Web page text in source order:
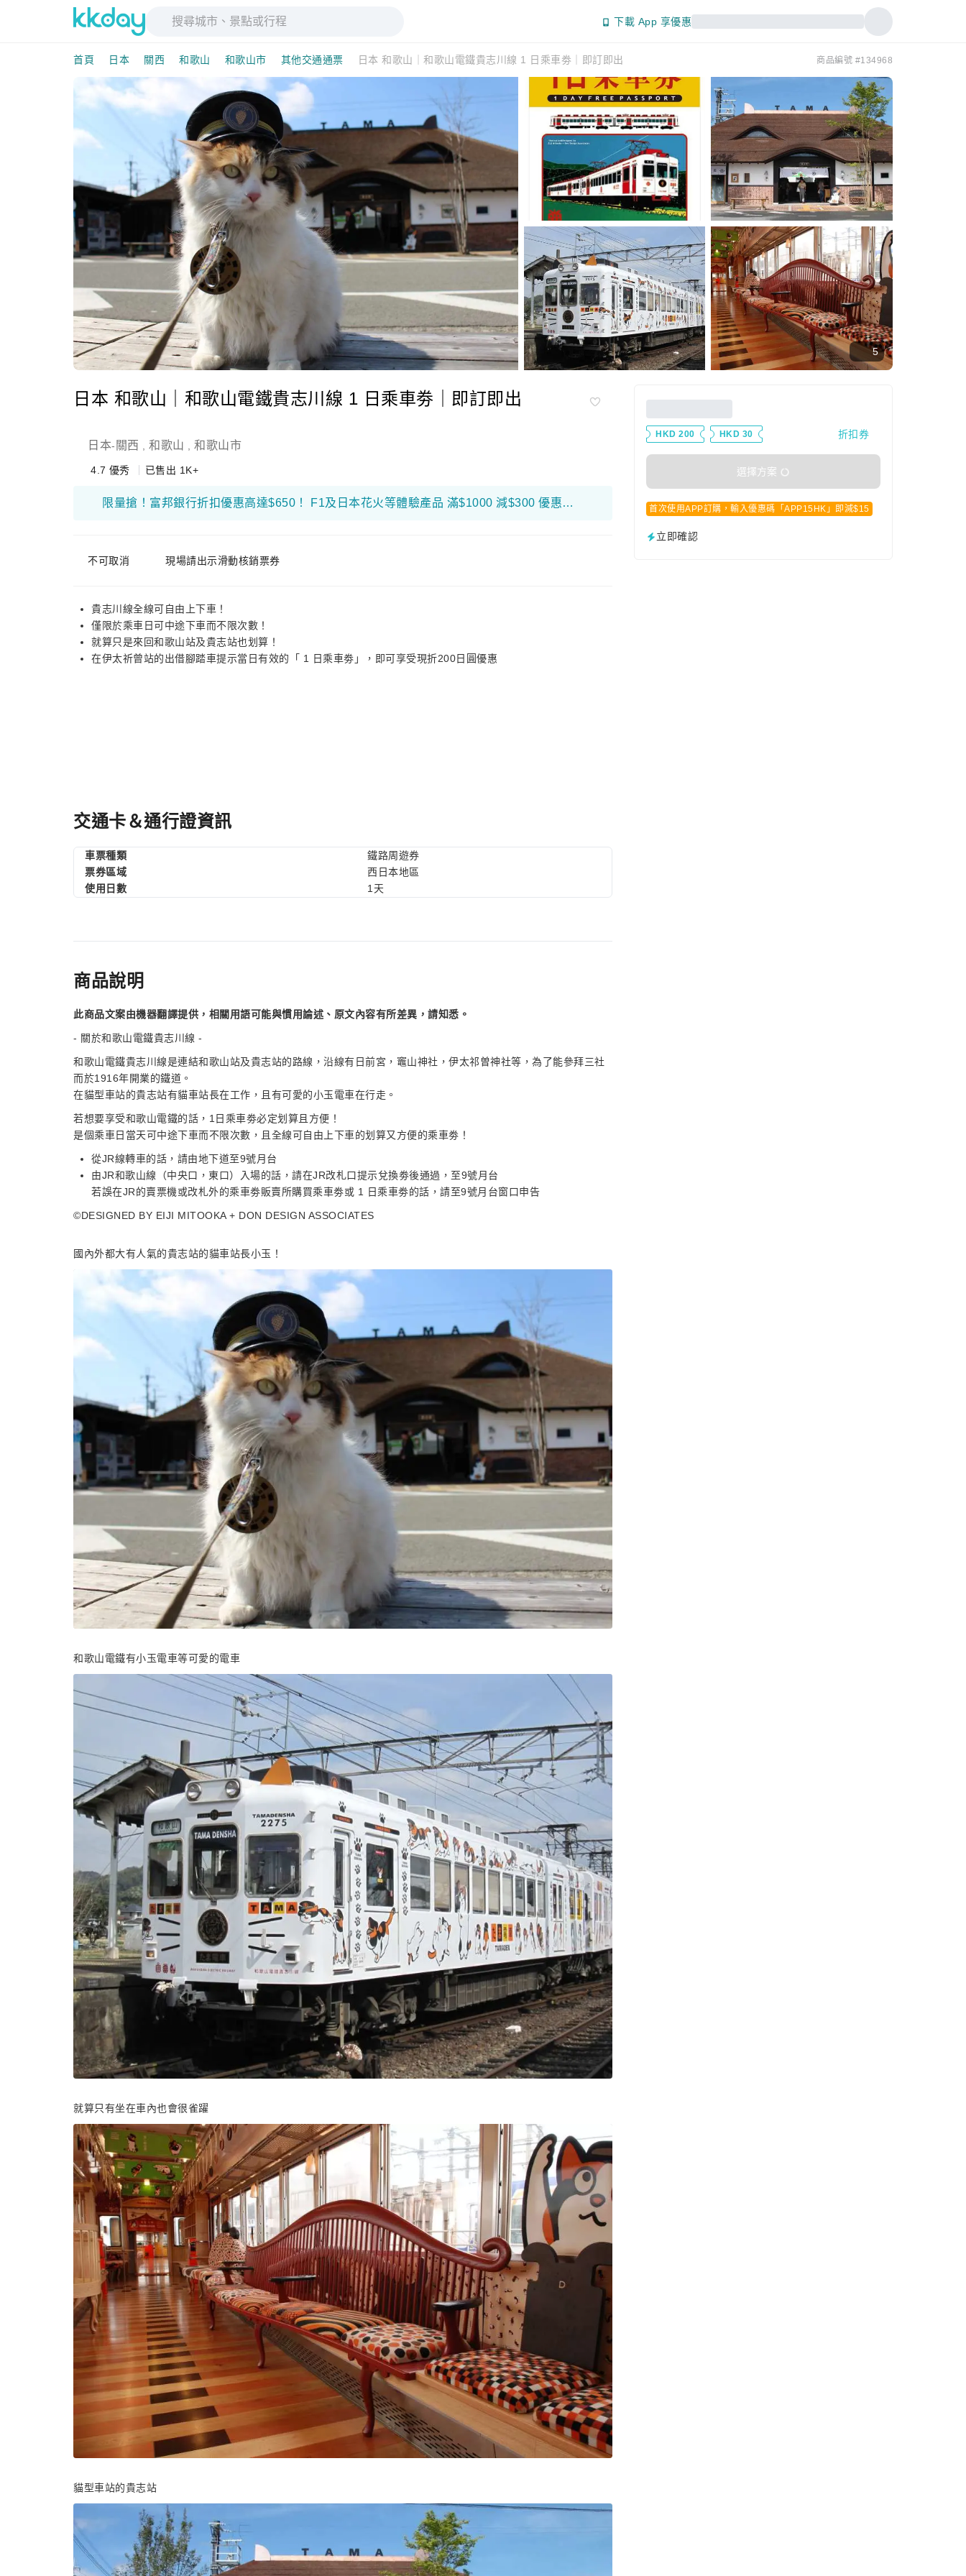
下載 App 享優惠
首頁 日本 關西 和歌山 和歌山市 其他交通通票 日本 和歌山｜和歌山電鐵貴志川線 1 日乘車劵｜即訂即出 商品編號 #134968
5
日本 和歌山｜和歌山電鐵貴志川線 1 日乘車劵｜即訂即出
日本- 關西 和歌山 和歌山市
4.7 優秀 已售出 1K+
限量搶！富邦銀行折扣優惠高達$650！ F1及日本花火等體驗產品 滿$1000 減$300 優惠碼： 26FB300 環球海外旅遊產品 滿$800 減$200 優惠碼： 26FB200 香港及大灣區旅遊產品 滿$500 減$100 優惠碼： 26FB100
不可取消 現場請出示滑動核銷票券
貴志川線全線可自由上下車！
僅限於乘車日可中途下車而不限次數！
就算只是來回和歌山站及貴志站也划算！
在伊太祈曾站的出借腳踏車提示當日有效的「 1 日乘車劵」，即可享受現折200日圓優惠
HKD 200 HKD 30 折扣券
選擇方案
首次使用APP訂購，輸入優惠碼「APP15HK」即減$15
立即確認
交通卡＆通行證資訊
車票種類
鐵路周遊券
票券區域
西日本地區
使用日數
1天
商品說明
此商品文案由機器翻譯提供，相關用語可能與慣用論述、原文內容有所差異，請知悉。
- 關於和歌山電鐵貴志川線 -
和歌山電鐵貴志川線是連結和歌山站及貴志站的路線，沿線有日前宮，竈山神社，伊太祁󠄀曽神社等，為了能參拜三社
而於1916年開業的鐵道。
在貓型車站的貴志站有貓車站長在工作，且有可愛的小玉電車在行走。
若想要享受和歌山電鐵的話，1日乘車劵必定划算且方便！
是個乘車日當天可中途下車而不限次數，且全線可自由上下車的划算又方便的乘車劵！
從JR線轉車的話，請由地下道至9號月台
由JR和歌山線（中央口，東口）入場的話，請在JR改札口提示兌換劵後通過，至9號月台
若誤在JR的賣票機或改札外的乘車劵販賣所購買乘車劵或 1 日乘車劵的話，請至9號月台窗口申告
©DESIGNED BY EIJI MITOOKA + DON DESIGN ASSOCIATES
國內外都大有人氣的貴志站的貓車站長小玉！
和歌山電鐵有小玉電車等可愛的電車
就算只有坐在車內也會很雀躍
貓型車站的貴志站